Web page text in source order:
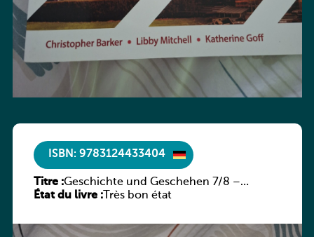
ISBN: 9783124433404
Titre :Geschichte und Geschehen 7/8 –
Rheinland-Pfalz
État du livre :Très bon état